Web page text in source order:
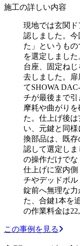
施工の詳しい内容
現地では玄関
認しました。
た」というも
を選定しまし
台座、固定ね
去しました。
てSHOWA
チが最後まで
摩耗や曲がり
た。仕上げ後
い、元鍵と同
換部品は、既
認して選定しま
の操作だけでな
仕上げに室内
チやデッドボ
錠前へ無理な
た、合鍵1本を
の作業料金は
この事例を見る